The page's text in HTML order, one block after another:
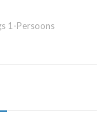
1-Persoons